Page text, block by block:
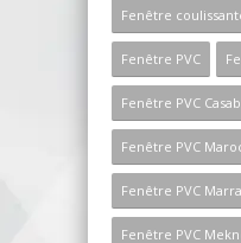
Fenêtre
Fenêtre PVC
Fenêtre PVC
Fenêtre PVC
Fenêtre PVC
Fenêtre PVC